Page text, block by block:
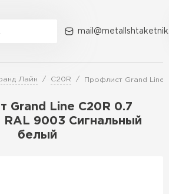
Лайн C20R Профлист Grand Line
Grand Line C20R 0.7
RAL 9003 Сигнальный
белый
Акции О компании Контакты